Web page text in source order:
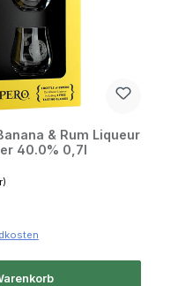
& Rum Liqueur
40.0% 0,7l